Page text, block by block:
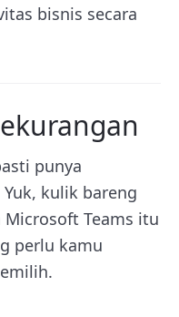
bisnis secara
punya
kulik bareng
Microsoft Teams itu
perlu kamu